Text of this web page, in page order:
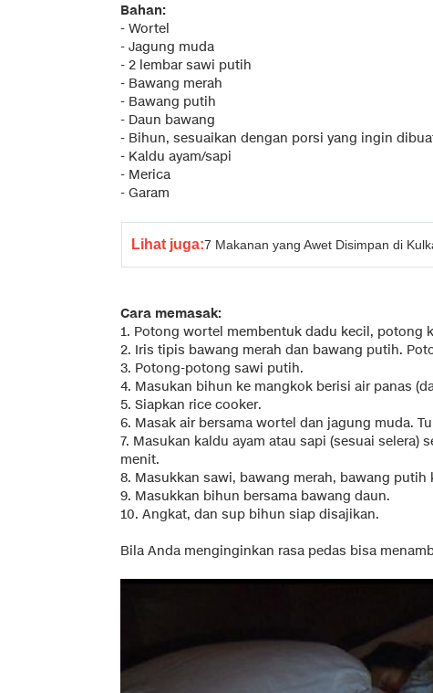
Bahan:
- Wortel
- Jagung muda
- 2 lembar sawi putih
- Bawang merah
- Bawang putih
- Daun bawang
- Bihun, sesuaikan dengan porsi yang ingin
- Kaldu ayam/sapi
- Merica
- Garam
Lihat juga:7 Makanan yang Awet Disimpan di
Cara memasak:
1. Potong wortel membentuk dadu kecil, potong
2. Iris tipis bawang merah dan bawang putih.
3. Potong-potong sawi putih.
4. Masukan bihun ke mangkok berisi air panas
5. Siapkan rice cooker.
6. Masak air bersama wortel dan jagung muda.
7. Masukan kaldu ayam atau sapi (sesuai selera)
menit.
8. Masukkan sawi, bawang merah, bawang
9. Masukkan bihun bersama bawang daun.
10. Angkat, dan sup bihun siap disajikan.
Bila Anda menginginkan rasa pedas bisa